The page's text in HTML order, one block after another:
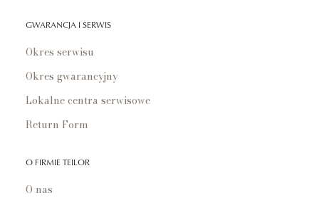
GWARANCJA I SERWIS
Okres serwisu
Okres gwarancyjny
Lokalne centra serwisowe
Return Form
O FIRMIE TEILOR
O nas